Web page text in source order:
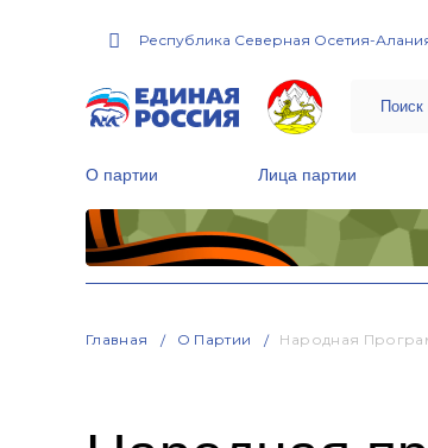
Республика Северная Осетия-
О партии Лица партии
Главная О Партии Народная